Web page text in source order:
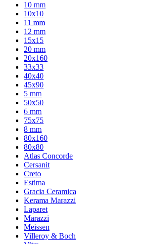
10 mm
10x10
11 mm
12 mm
15x15
20 mm
20х160
33x33
40х40
45x90
5 mm
50x50
6 mm
75х75
8 mm
80x160
80x80
Atlas Concorde
Cersanit
Creto
Estima
Gracia Ceramica
Kerama Marazzi
Laparet
Marazzi
Meissen
Villeroy & Boch